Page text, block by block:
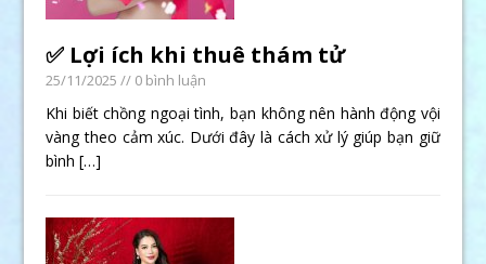
✅ Lợi ích khi thuê thám tử
25/11/2025 // 0 bình luận
Khi biết chồng ngoại tình, bạn không nên hành động vội
vàng theo cảm xúc. Dưới đây là cách xử lý giúp bạn giữ
bình[…]